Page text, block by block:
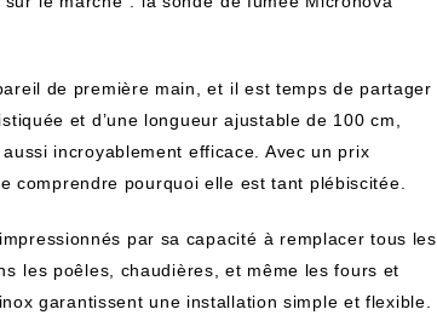
‍de première main, et ⁤il est temps de partager
et d’une longueur ajustable de 100 ‍cm,
incroyablement efficace. Avec un prix
comprendre pourquoi elle est tant plébiscitée.
par ​sa capacité⁤ à remplacer tous les
les poêles, chaudières, et même les fours et
garantissent une installation simple et flexible.